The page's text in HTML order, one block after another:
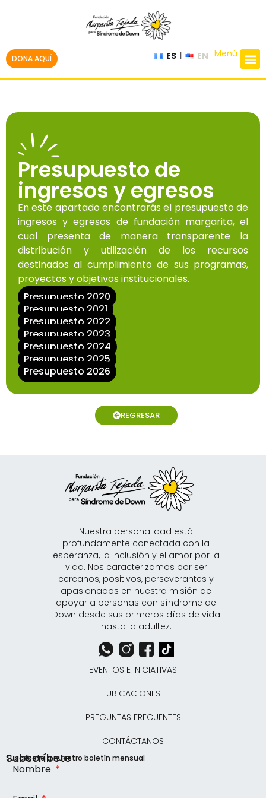
Menú
ES EN
DONA AQUÍ
Presupuesto de
ingresos y egresos
En este apartado encontrarás el presupuesto de
ingresos y egresos de fundación margarita, el
cual presenta de manera transparente la
distribución y utilización de los recursos
destinados al cumplimiento de sus programas,
proyectos y objetivos institucionales.
Presupuesto 2020
Presupuesto 2021
Presupuesto 2022
Presupuesto 2023
Presupuesto 2024
Presupuesto 2025
Presupuesto 2026
REGRESAR
Nuestra personalidad está
profundamente conectada con la
esperanza, la inclusión y el amor por la
vida. Nos caracterizamos por ser
cercanos, positivos, perseverantes y
apasionados en nuestra misión de
apoyar a personas con síndrome de
Down desde sus primeros días de vida
hasta la adultez.
EVENTOS E INICIATIVAS
UBICACIONES
PREGUNTAS FRECUENTES
CONTÁCTANOS
Subscríbete
Suscríbete a nuestro boletín mensual
Nombre